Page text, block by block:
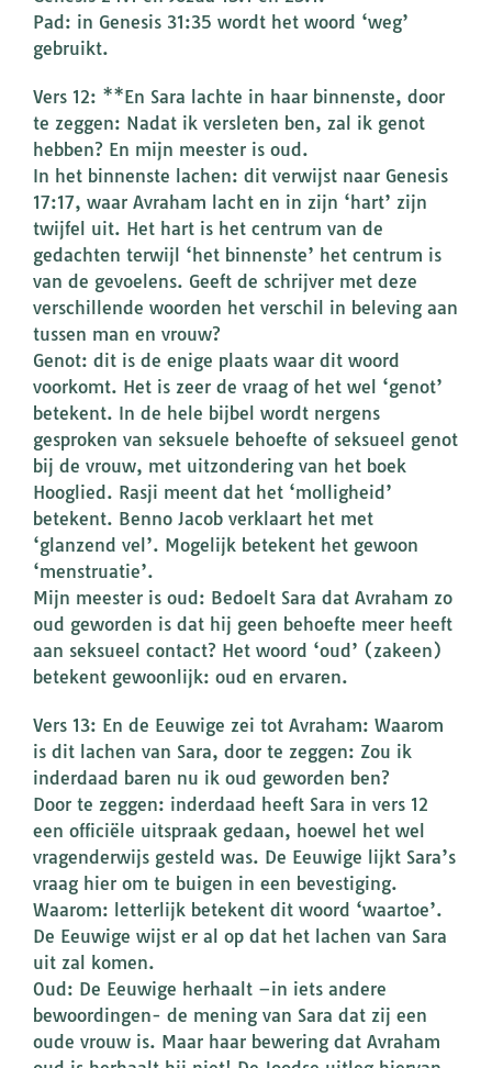
Pad: in Genesis 31:35 wordt het woord ‘weg’
gebruikt.
Vers 12: **En Sara lachte in haar binnenste, door
te zeggen: Nadat ik versleten ben, zal ik genot
hebben? En mijn meester is oud.
In het binnenste lachen: dit verwijst naar Genesis
17:17, waar Avraham lacht en in zijn ‘hart’ zijn
twijfel uit. Het hart is het centrum van de
gedachten terwijl ‘het binnenste’ het centrum is
van de gevoelens. Geeft de schrijver met deze
verschillende woorden het verschil in beleving aan
tussen man en vrouw?
Genot: dit is de enige plaats waar dit woord
voorkomt. Het is zeer de vraag of het wel ‘genot’
betekent. In de hele bijbel wordt nergens
gesproken van seksuele behoefte of seksueel genot
bij de vrouw, met uitzondering van het boek
Hooglied. Rasji meent dat het ‘molligheid’
betekent. Benno Jacob verklaart het met
‘glanzend vel’. Mogelijk betekent het gewoon
‘menstruatie’.
Mijn meester is oud: Bedoelt Sara dat Avraham zo
oud geworden is dat hij geen behoefte meer heeft
aan seksueel contact? Het woord ‘oud’ (zakeen)
betekent gewoonlijk: oud en ervaren.
Vers 13: En de Eeuwige zei tot Avraham: Waarom
is dit lachen van Sara, door te zeggen: Zou ik
inderdaad baren nu ik oud geworden ben?
Door te zeggen: inderdaad heeft Sara in vers 12
een officiële uitspraak gedaan, hoewel het wel
vragenderwijs gesteld was. De Eeuwige lijkt Sara’s
vraag hier om te buigen in een bevestiging.
Waarom: letterlijk betekent dit woord ‘waartoe’.
De Eeuwige wijst er al op dat het lachen van Sara
uit zal komen.
Oud: De Eeuwige herhaalt –in iets andere
bewoordingen- de mening van Sara dat zij een
oude vrouw is. Maar haar bewering dat Avraham